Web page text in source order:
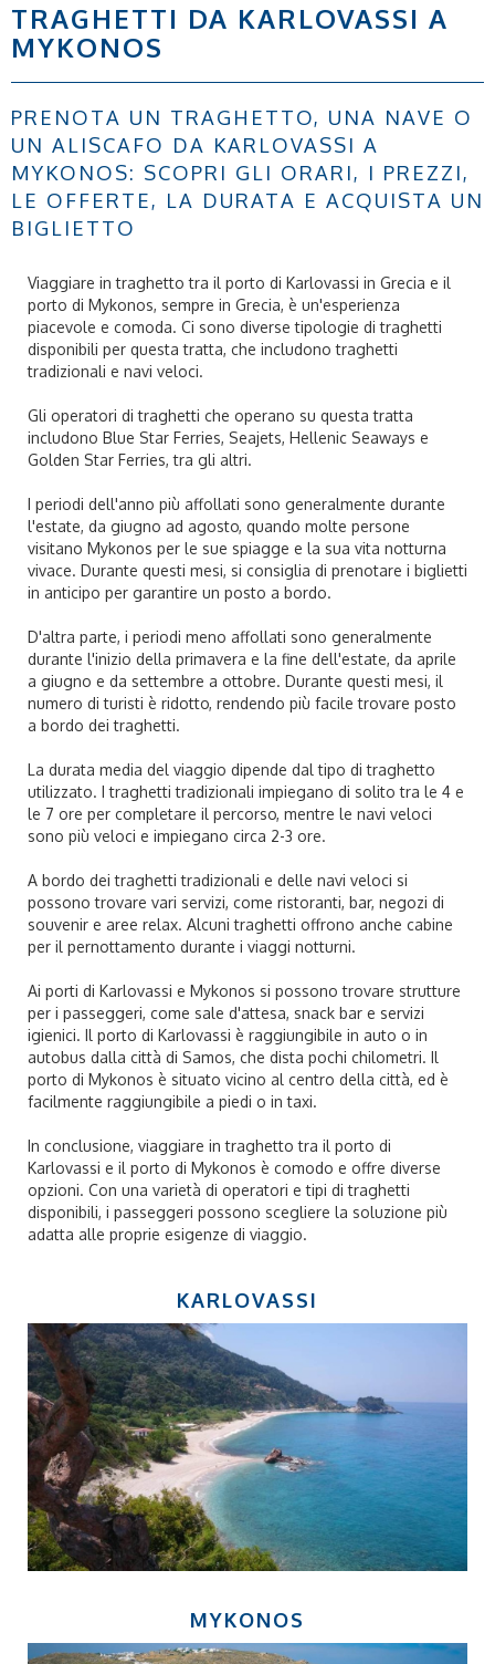
TRAGHETTI DA KARLOVASSI A
MYKONOS
PRENOTA UN TRAGHETTO, UNA NAVE O
UN ALISCAFO DA KARLOVASSI A
MYKONOS: SCOPRI GLI ORARI, I PREZZI,
LE OFFERTE, LA DURATA E ACQUISTA UN
BIGLIETTO
Viaggiare in traghetto tra il porto di Karlovassi in Grecia e il
porto di Mykonos, sempre in Grecia, è un'esperienza
piacevole e comoda. Ci sono diverse tipologie di traghetti
disponibili per questa tratta, che includono traghetti
tradizionali e navi veloci.
Gli operatori di traghetti che operano su questa tratta
includono Blue Star Ferries, Seajets, Hellenic Seaways e
Golden Star Ferries, tra gli altri.
I periodi dell'anno più affollati sono generalmente durante
l'estate, da giugno ad agosto, quando molte persone
visitano Mykonos per le sue spiagge e la sua vita notturna
vivace. Durante questi mesi, si consiglia di prenotare i biglietti
in anticipo per garantire un posto a bordo.
D'altra parte, i periodi meno affollati sono generalmente
durante l'inizio della primavera e la fine dell'estate, da aprile
a giugno e da settembre a ottobre. Durante questi mesi, il
numero di turisti è ridotto, rendendo più facile trovare posto
a bordo dei traghetti.
La durata media del viaggio dipende dal tipo di traghetto
utilizzato. I traghetti tradizionali impiegano di solito tra le 4 e
le 7 ore per completare il percorso, mentre le navi veloci
sono più veloci e impiegano circa 2-3 ore.
A bordo dei traghetti tradizionali e delle navi veloci si
possono trovare vari servizi, come ristoranti, bar, negozi di
souvenir e aree relax. Alcuni traghetti offrono anche cabine
per il pernottamento durante i viaggi notturni.
Ai porti di Karlovassi e Mykonos si possono trovare strutture
per i passeggeri, come sale d'attesa, snack bar e servizi
igienici. Il porto di Karlovassi è raggiungibile in auto o in
autobus dalla città di Samos, che dista pochi chilometri. Il
porto di Mykonos è situato vicino al centro della città, ed è
facilmente raggiungibile a piedi o in taxi.
In conclusione, viaggiare in traghetto tra il porto di
Karlovassi e il porto di Mykonos è comodo e offre diverse
opzioni. Con una varietà di operatori e tipi di traghetti
disponibili, i passeggeri possono scegliere la soluzione più
adatta alle proprie esigenze di viaggio.
KARLOVASSI
MYKONOS